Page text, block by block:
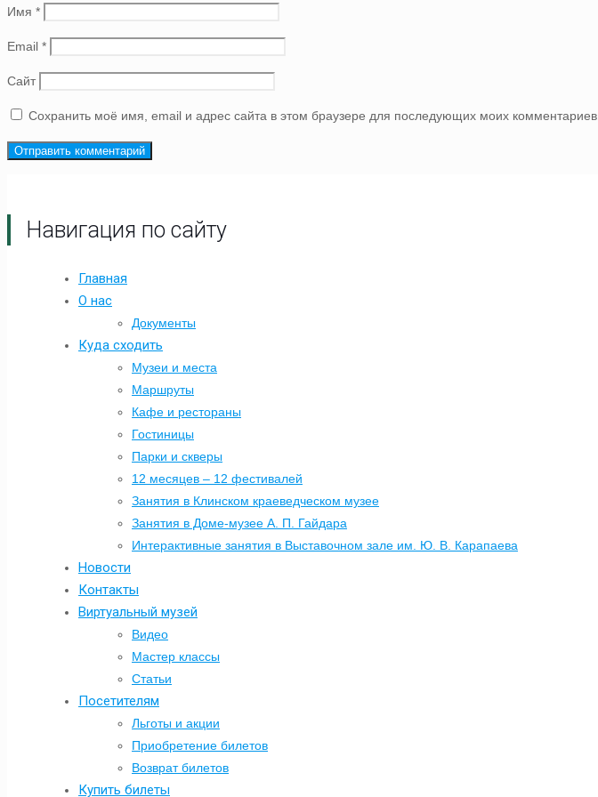
Имя *
Email *
Сайт
Сохранить моё имя, email и адрес сайта в этом браузере для последующих моих комментариев.
Навигация по сайту
Главная
О нас
Документы
Куда сходить
Музеи и места
Маршруты
Кафе и рестораны
Гостиницы
Парки и скверы
12 месяцев – 12 фестивалей
Занятия в Клинском краеведческом музее
Занятия в Доме-музее А. П. Гайдара
Интерактивные занятия в Выставочном зале им. Ю. В. Карапаева
Новости
Контакты
Виртуальный музей
Видео
Мастер классы
Статьи
Посетителям
Льготы и акции
Приобретение билетов
Возврат билетов
Купить билеты